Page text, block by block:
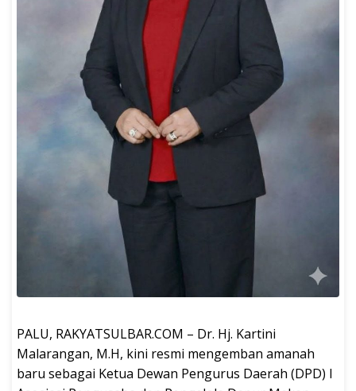
PALU, RAKYATSULBAR.COM – Dr. Hj. Kartini
Malarangan, M.H, kini resmi mengemban amanah
baru sebagai Ketua Dewan Pengurus Daerah (DPD) I